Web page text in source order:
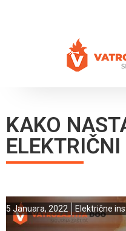
KAKO
5 Januara, 2022 Električne